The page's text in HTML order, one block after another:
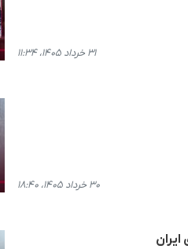
۳۱ خرداد ۱۴۰۵، ۱۱:۳۴
۳۰ خرداد ۱۴۰۵، ۱۸:۴۰